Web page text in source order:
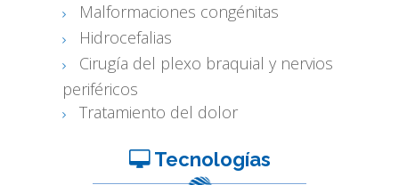
Malformaciones congénitas
Hidrocefalias
Cirugía del plexo braquial y nervios
periféricos
Tratamiento del dolor
Tecnologías